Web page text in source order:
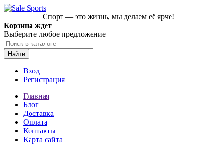
Спорт — это жизнь, мы делаем её ярче!
Корзина ждет
Выберите любое предложение
Найти
Вход
Регистрация
Главная
Блог
Доставка
Оплата
Контакты
Карта сайта